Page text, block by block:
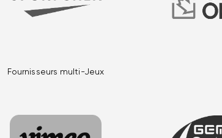
Fournisseurs multi-Jeux